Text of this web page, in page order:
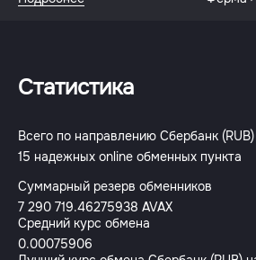
Статистика
Всего по направлению Сбербанк
15 надежных online обменных пункта
Суммарный резерв обменников
7 290 719.46275938 AVAX
Средний курс обмена
0.00075906